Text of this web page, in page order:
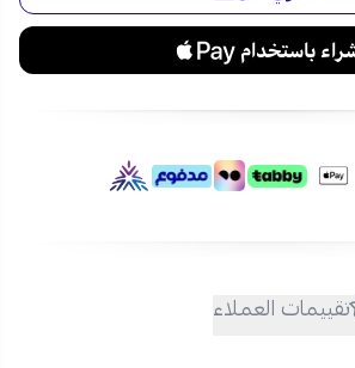
تقييمات العملاء